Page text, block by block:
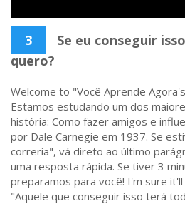
3
Se eu conseguir
quero?
Welcome to "Você Aprende
Estamos estudando um dos
história: Como fazer amigos e
por Dale Carnegie em 1937. Se
correria", vá direto ao último
uma resposta rápida. Se tiver 3
preparamos para você! I'm sure
"Aquele que conseguir isso terá